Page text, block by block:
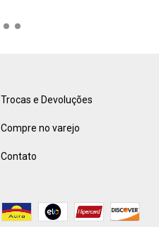
Trocas e Devoluções
Compre no varejo
Contato